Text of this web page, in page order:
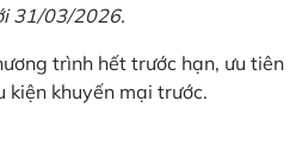
31/03/2026.
trình hết trước hạn, ưu tiên
kiện khuyến mại trước.